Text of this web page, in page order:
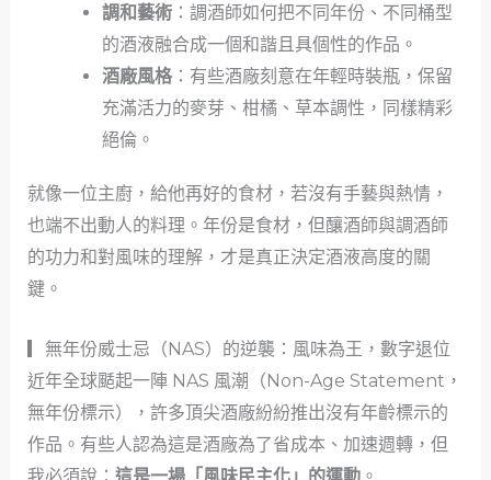
調和藝術 ：調酒師如何把不同年份、不同桶型
的酒液融合成一個和諧且具個性的作品。
酒廠風格 ：有些酒廠刻意在年輕時裝瓶，保留
充滿活力的麥芽、柑橘、草本調性，同樣精彩
絕倫。
就像一位主廚，給他再好的食材，若沒有手藝與熱情，
也端不出動人的料理。年份是食材，但釀酒師與調酒師
的功力和對風味的理解，才是真正決定酒液高度的關
鍵。
▎無年份威士忌（NAS）的逆襲：風味為王，數字退位
近年全球颳起一陣 NAS 風潮（Non-Age Statement，
無年份標示），許多頂尖酒廠紛紛推出沒有年齡標示的
作品。有些人認為這是酒廠為了省成本、加速週轉，但